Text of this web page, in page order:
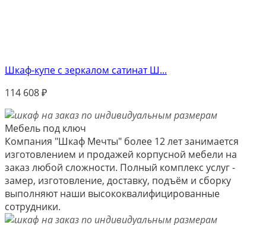
Шкаф-купе с зеркалом сатинат Ш...
114 608₽
Мебель под ключ
Компания "Шкаф Мечты" более 12 лет занимается
изготовлением и продажей корпусной мебели на
заказ любой сложности. Полный комплекс услуг -
замер, изготовление, доставку, подъём и сборку
выполняют наши высококвалифицированные
сотрудники.